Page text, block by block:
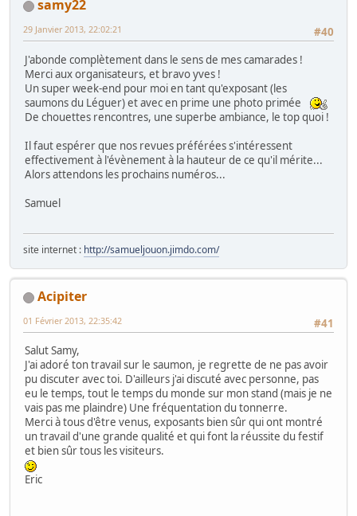
samy22
#40
29 Janvier 2013, 22:02:21
J'abonde complètement dans le sens de mes camarades !
Merci aux organisateurs, et bravo yves !
Un super week-end pour moi en tant qu'exposant (les
saumons du Léguer) et avec en prime une photo primée
De chouettes rencontres, une superbe ambiance, le top quoi !
Il faut espérer que nos revues préférées s'intéressent
effectivement à l'évènement à la hauteur de ce qu'il mérite...
Alors attendons les prochains numéros...
Samuel
site internet : http://samueljouon.jimdo.com/
Acipiter
#41
01 Février 2013, 22:35:42
Salut Samy,
J'ai adoré ton travail sur le saumon, je regrette de ne pas avoir
pu discuter avec toi. D'ailleurs j'ai discuté avec personne, pas
eu le temps, tout le temps du monde sur mon stand (mais je ne
vais pas me plaindre) Une fréquentation du tonnerre.
Merci à tous d'être venus, exposants bien sûr qui ont montré
un travail d'une grande qualité et qui font la réussite du festif
et bien sûr tous les visiteurs.
Eric